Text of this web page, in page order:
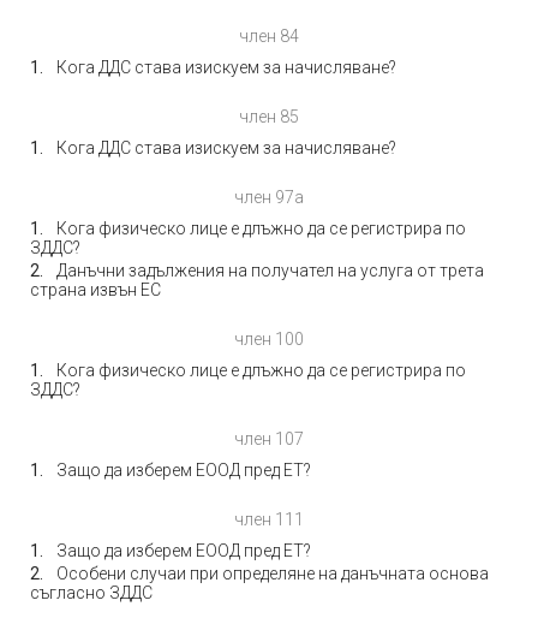
член 84
Кога ДДС става изискуем за начисляване?
член 85
Кога ДДС става изискуем за начисляване?
член 97а
Кога физическо лице е длъжно да се регистрира по
ЗДДС?
Данъчни задължения на получател на услуга от трета
страна извън ЕС
член 100
Кога физическо лице е длъжно да се регистрира по
ЗДДС?
член 107
Защо да изберем ЕООД пред ЕТ?
член 111
Защо да изберем ЕООД пред ЕТ?
Особени случаи при определяне на данъчната основа
съгласно ЗДДС